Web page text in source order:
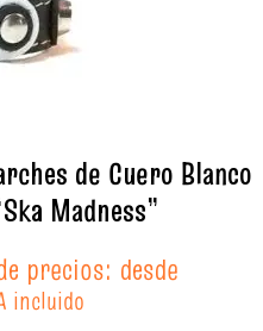
de Cuero Blanco
Madness”
precios: desde
incluido